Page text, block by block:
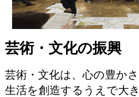
芸術・文化の振興
芸術・文化は、心の豊か
生活を創造するうえで大